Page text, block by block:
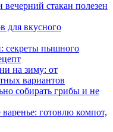
стакан полезен
для вкусного
секреты пышного
на зиму: от
вариантов
собирать грибы и не
готовлю компот,